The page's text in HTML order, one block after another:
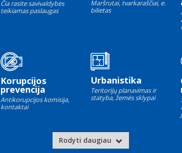
Čia rasite savivaldybės
teikiamas paslaugas
Maršrutai, tvarkaraščiai, e.
bilietas
Korupcijos
prevencija
Antikorupcijos komisija,
kontaktai
Urbanistika
Teritorijų planavimas ir
statyba, žemės sklypai
Rodyti daugiau